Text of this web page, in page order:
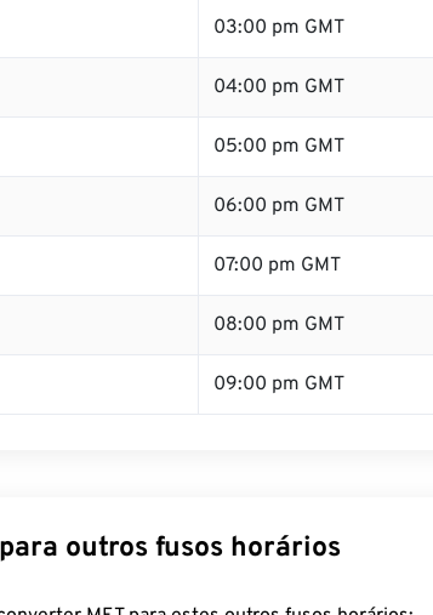
03:00 pm GMT
04:00 pm GMT
05:00 pm GMT
06:00 pm GMT
07:00 pm GMT
08:00 pm GMT
09:00 pm GMT
outros fusos horários